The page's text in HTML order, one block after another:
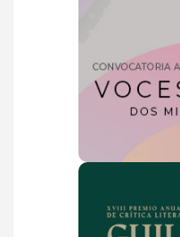
comunidad
a todos
publicar
TEATRO o
esta